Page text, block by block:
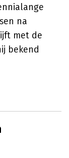
na
met de
bekend